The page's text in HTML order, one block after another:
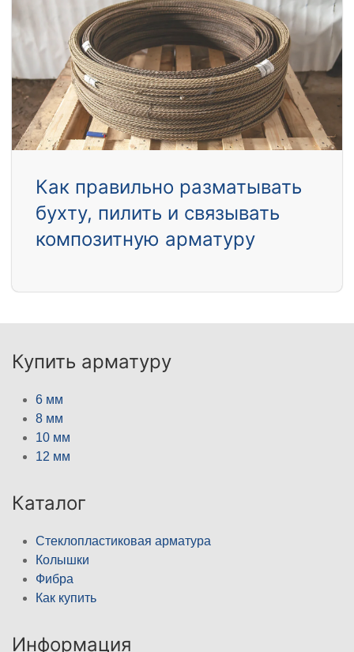
Как правильно разматывать
бухту, пилить и связывать
композитную арматуру
Купить арматуру
6 мм
8 мм
10 мм
12 мм
Каталог
Стеклопластиковая арматура
Колышки
Фибра
Как купить
Информация